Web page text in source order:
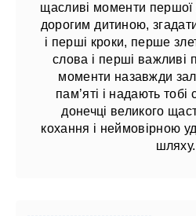
щасливі моменти першої
дорогим дитиною,
і перші кроки, перше
слова і перші важливі
моменти назавжди
пам’яті і надають
донечці великого
кохання і неймовірною
шляху.